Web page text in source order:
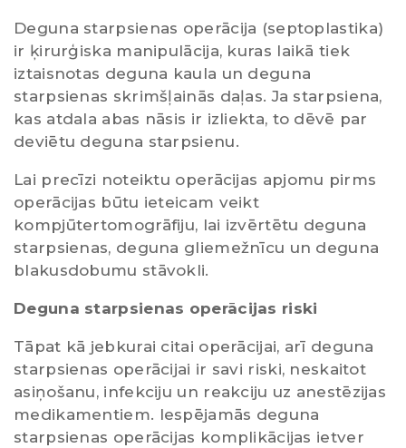
Deguna starpsienas operācija (septoplastika)
ir ķirurģiska manipulācija, kuras laikā tiek
iztaisnotas deguna kaula un deguna
starpsienas skrimšļainās daļas. Ja starpsiena,
kas atdala abas nāsis ir izliekta, to dēvē par
deviētu deguna starpsienu.
Lai precīzi noteiktu operācijas apjomu pirms
operācijas būtu ieteicam veikt
kompjūtertomogrāfiju, lai izvērtētu deguna
starpsienas, deguna gliemežnīcu un deguna
blakusdobumu stāvokli.
Deguna starpsienas operācijas riski
Tāpat kā jebkurai citai operācijai, arī deguna
starpsienas operācijai ir savi riski, neskaitot
asiņošanu, infekciju un reakciju uz anestēzijas
medikamentiem. Iespējamās deguna
starpsienas operācijas komplikācijas ietver